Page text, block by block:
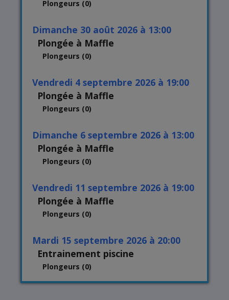
Plongeurs (0)
dimanche 30 août 2026 à 13:00
Plongée à Maffle
Plongeurs (0)
vendredi 4 septembre 2026 à 19:00
Plongée à Maffle
Plongeurs (0)
dimanche 6 septembre 2026 à 13:00
Plongée à Maffle
Plongeurs (0)
vendredi 11 septembre 2026 à 19:00
Plongée à Maffle
Plongeurs (0)
mardi 15 septembre 2026 à 20:00
Entrainement piscine
Plongeurs (0)